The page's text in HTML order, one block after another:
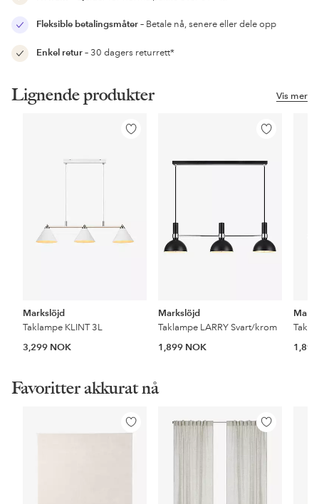
Fleksible betalingsmåter– Betale nå, senere eller dele opp
Enkel retur– 30 dagers returrett*
Vis mer
Lignende produkter
Legg
Markslöjd
Taklampe KLINT 3L
3,299 NOK
Legg
Markslöjd
Taklampe LARRY Svart/krom
1,899 NOK
Favoritter akkurat nå
Legg
til
Legg